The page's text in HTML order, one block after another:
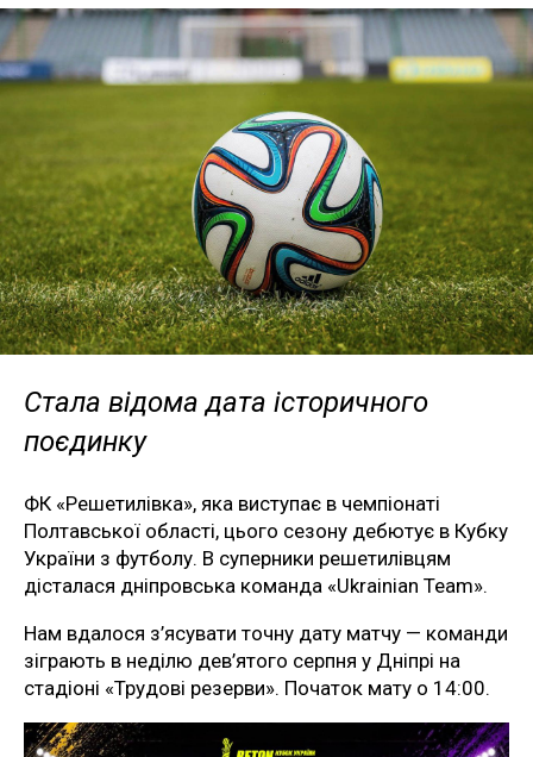
Стала відома дата історичного
поєдинку
ФК «Решетилівка», яка виступає в чемпіонаті
Полтавської області, цього сезону дебютує в Кубку
України з футболу. В суперники решетилівцям
дісталася дніпровська команда «Ukrainian Team».
Нам вдалося з’ясувати точну дату матчу — команди
зіграють в неділю дев’ятого серпня у Дніпрі на
стадіоні «Трудові резерви». Початок мату о 14:00.